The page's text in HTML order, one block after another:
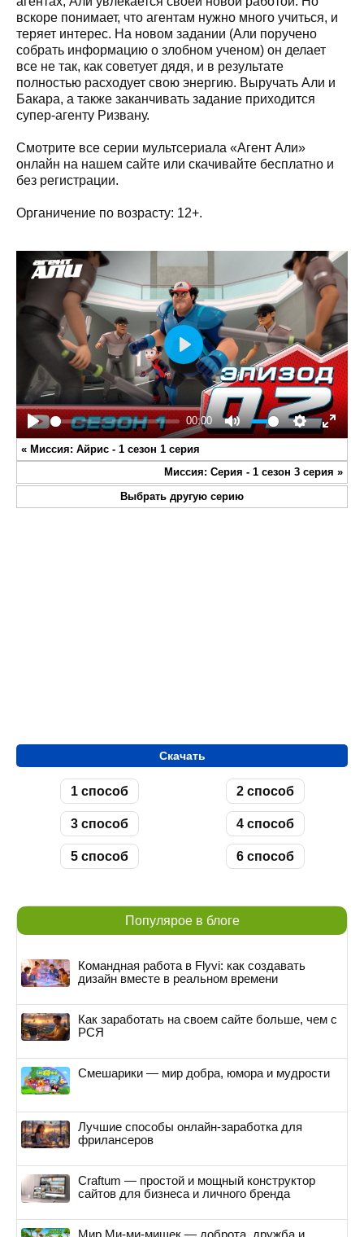
вскоре понимает, что агентам нужно много учиться, и
теряет интерес. На новом задании (Али поручено
собрать информацию о злобном ученом) он делает
все не так, как советует дядя, и в результате
полностью расходует свою энергию. Выручать Али и
Бакара, а также заканчивать задание приходится
супер-агенту Ризвану.
Смотрите все серии мультсериала «Агент Али»
онлайн на нашем сайте или скачивайте бесплатно и
без регистрации.
Органичение по возрасту: 12+.
Play
00:00
Mute Settings
Enter
Play
« Миссия: Айрис - 1 сезон 1 серия
Миссия: Серия - 1 сезон 3 серия »
Выбрать другую серию
Скачать
1 способ 2 способ
3 способ 4 способ
5 способ 6 способ
Популярое в блоге
Командная работа в Flyvi: как создавать
дизайн вместе в реальном времени
Как заработать на своем сайте больше, чем с
РСЯ
Смешарики — мир добра, юмора и мудрости
Лучшие способы онлайн-заработка для
фрилансеров
Craftum — простой и мощный конструктор
сайтов для бизнеса и личного бренда
Мир Ми-ми-мишек — доброта, дружба и